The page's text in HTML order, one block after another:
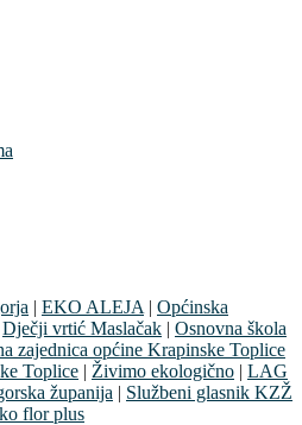
| EKO ALEJA | Općinska
Dječji vrtić Maslačak | Osnovna škola
zajednica općine Krapinske Toplice
Toplice | Živimo ekologično | LAG
županija | Službeni glasnik KZŽ
flor plus